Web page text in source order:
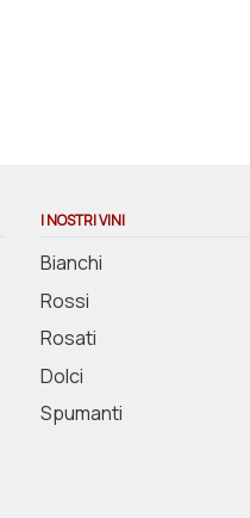
I NOSTRI VINI
Bianchi
Rossi
Rosati
Dolci
Spumanti